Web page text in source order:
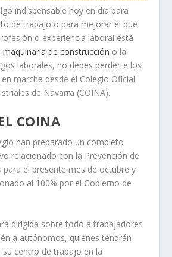
indispensable hoy en día para
de trabajo o para mejorar el que
o experiencia laboral está
maquinaria de construcción o la
laborales, no debes perderte los
marcha desde el Colegio Oficial
de Navarra (COINA).
COINA
han preparado un completo
relacionado con la Prevención de
para el presente mes de octubre y
al 100% por el Gobierno de
dirigida sobre todo a trabajadores
a autónomos, quienes tendrán
su centro de trabajo en la